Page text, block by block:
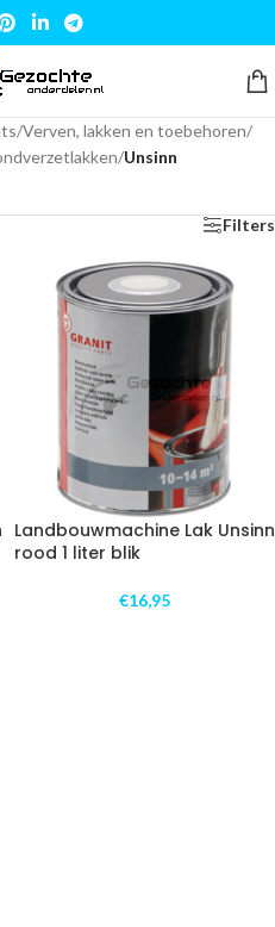
/Verven, lakken en toebehoren/
/Unsinn
Filters
Landbouwmachine Lak Unsinn
rood 1 liter blik
€16,95